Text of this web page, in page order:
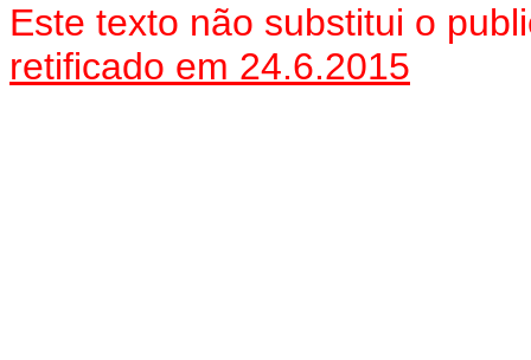
Este texto não substitui o
retificado em 24.6.2015